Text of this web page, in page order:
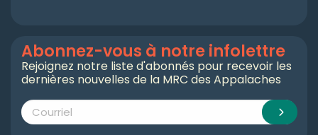
Abonnez-vous à notre infolettre
Rejoignez notre liste d'abonnés pour recevoir les
dernières nouvelles de la MRC des Appalaches